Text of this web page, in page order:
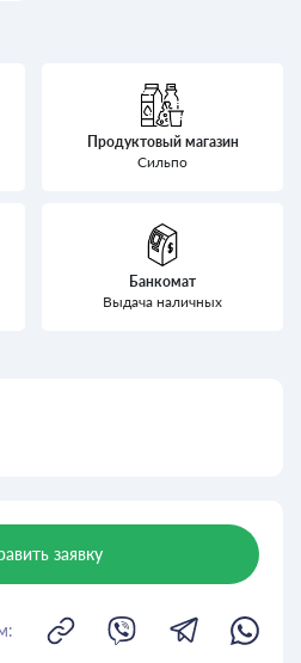
Продуктовый магазин
Сильпо
Банкомат
Выдача наличных
заявку